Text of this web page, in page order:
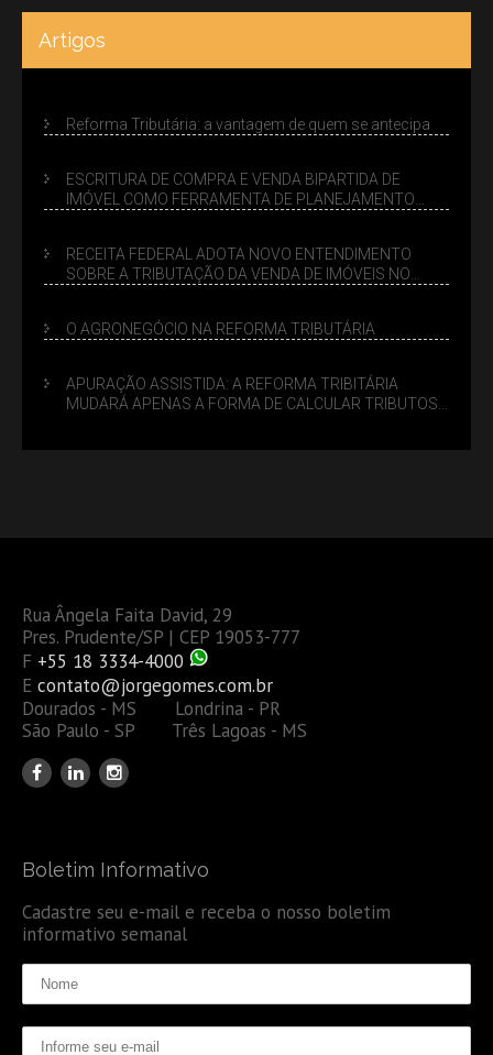
Artigos
Reforma Tributária: a vantagem de quem se antecipa
ESCRITURA DE COMPRA E VENDA BIPARTIDA DE
IMÓVEL COMO FERRAMENTA DE PLANEJAMENTO
RECEITA FEDERAL ADOTA NOVO ENTENDIMENTO
SOBRE A TRIBUTAÇÃO DA VENDA DE IMÓVEIS NO
O AGRONEGÓCIO NA REFORMA TRIBUTÁRIA
APURAÇÃO ASSISTIDA: A REFORMA TRIBITÁRIA
MUDARÁ APENAS A FORMA DE CALCULAR TRIBUTOS
Rua Ângela Faita David, 29
Pres. Prudente/SP | CEP 19053-777
F +55 18 3334-4000
E contato@jorgegomes.com.br
Dourados - MS Londrina - PR
São Paulo - SP Três Lagoas - MS
Boletim Informativo
Cadastre seu e-mail e receba o nosso boletim
informativo semanal